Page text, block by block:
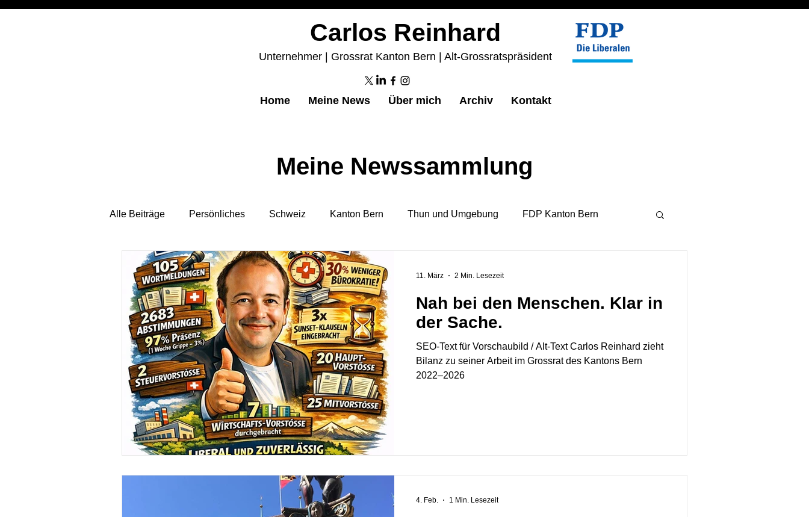
Carlos Reinhard
Unternehmer | Grossrat Kanton Bern | Alt-Grossratspräsident
Home Meine News Über mich Archiv Kontakt
Meine Newssammlung
Alle Beiträge Persönliches Schweiz Kanton Bern Thun und Umgebung FDP Kanton Bern
Nah bei den Menschen. Klar in
der Sache.
SEO-Text für Vorschaubild / Alt-Text Carlos Reinhard zieht
Bilanz zu seiner Arbeit im Grossrat des Kantons Bern
2022–2026
11. März 2 Min. Lesezeit
4. Feb. 1 Min. Lesezeit